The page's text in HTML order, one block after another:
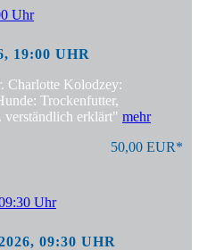
19:00 UHR
Charlotte Kolodzey:
Trockenfutter,
erklärt" mehr
50,00 EUR*
09:30 UHR